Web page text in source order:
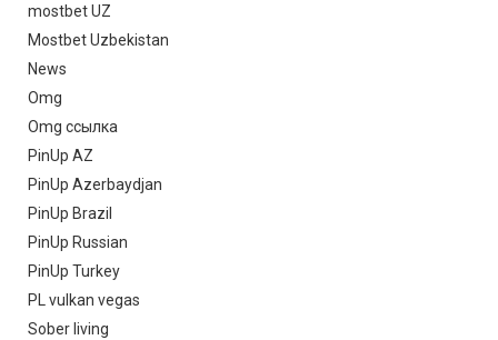
mostbet UZ
Mostbet Uzbekistan
News
Omg
Omg ссылка
PinUp AZ
PinUp Azerbaydjan
PinUp Brazil
PinUp Russian
PinUp Turkey
PL vulkan vegas
Sober living